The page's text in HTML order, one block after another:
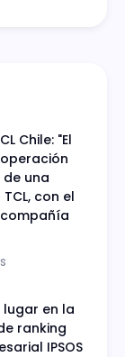
Chile: "El
de una
con el
lugar en la
ranking
IPSOS